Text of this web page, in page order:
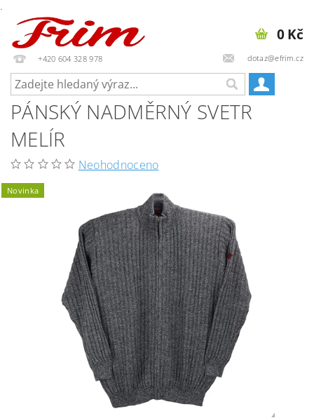
.
+420 604 328 978 dotaz@efrim.cz
0 Kč
PÁNSKÝ NADMĚRNÝ SVETR
MELÍR
Neohodnoceno
Novinka